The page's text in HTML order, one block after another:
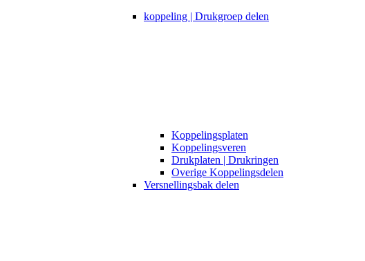
koppeling | Drukgroep delen
Koppelingsplaten
Koppelingsveren
Drukplaten | Drukringen
Overige Koppelingsdelen
Versnellingsbak delen